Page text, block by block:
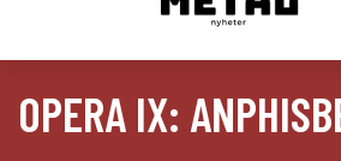
OPERA IX: